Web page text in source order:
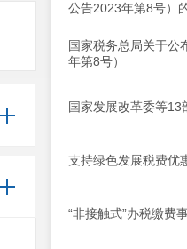
公告2023年第8号）
国家税务总局关于公
年第8号）
国家发展改革委等
支持绿色发展税费优
“非接触式”办税缴费